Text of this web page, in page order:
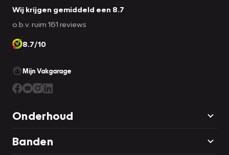
Wij krijgen gemiddeld een 8.7
o.b.v. ruim 161 reviews
8.7/10
Mijn Vakgarage
Onderhoud
Banden